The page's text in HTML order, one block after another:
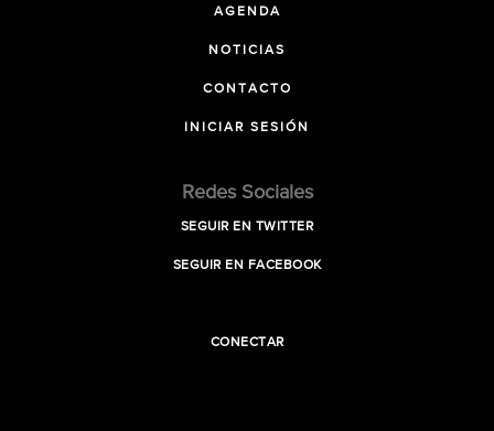
AGENDA
NOTICIAS
CONTACTO
INICIAR SESIÓN
Redes Sociales
SEGUIR EN TWITTER
SEGUIR EN FACEBOOK
CONECTAR